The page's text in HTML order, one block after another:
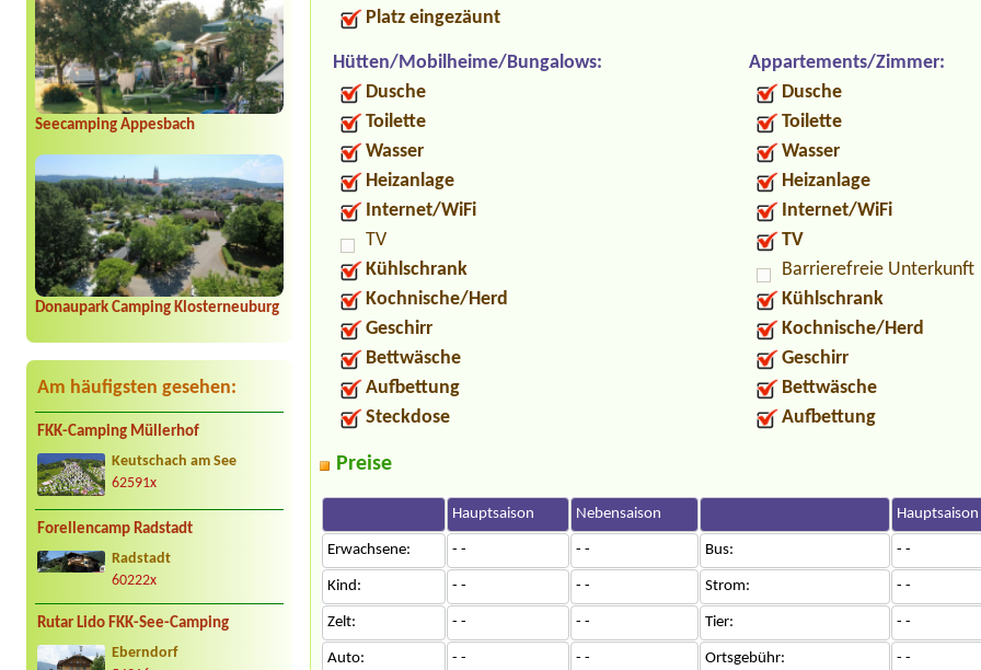
Seecamping Appesbach
Donaupark Camping Klosterneuburg
Am häufigsten gesehen:
FKK-Camping Müllerhof
Keutschach am See
62591x
Forellencamp Radstadt
Radstadt
60222x
Rutar Lido FKK-See-Camping
Eberndorf
Platz eingezäunt
Hütten/Mobilheime/Bungalows:
Dusche
Toilette
Wasser
Heizanlage
Internet/WiFi
TV
Kühlschrank
Kochnische/Herd
Geschirr
Bettwäsche
Aufbettung
Steckdose
Appartements/Zimmer:
Dusche
Toilette
Wasser
Heizanlage
Internet/WiFi
TV
Barrierefreie Unterkunft
Kühlschrank
Kochnische/Herd
Geschirr
Bettwäsche
Aufbettung
Preise
Hauptsaison Nebensaison Hauptsaison
Erwachsene: - - - - Bus: - -
Kind: - - - - Strom: - -
Zelt: - - - - Tier: - -
Auto: - - - - Ortsgebühr: - -